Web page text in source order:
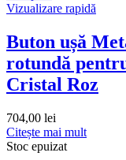
Vizualizare rapidă
Buton ușă
rotundă
Cristal Roz
704,00 lei
Citește mai mult
Stoc epuizat